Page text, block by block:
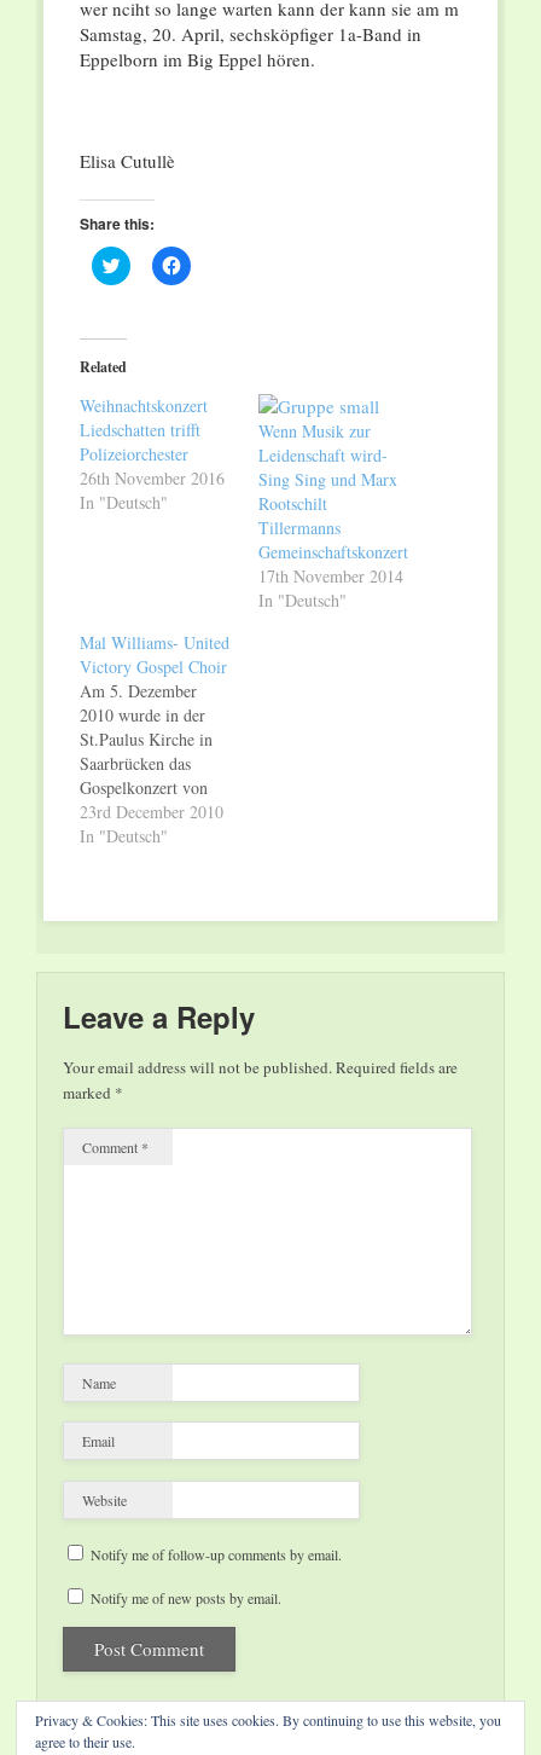
wer nciht so lange warten kann der kann sie am m
Samstag, 20. April, sechsköpfiger 1a-Band in
Eppelborn im Big Eppel hören.
Elisa Cutullè
Share this:
Click
to
(Opens
in
new
Click
to
Related
Weihnachtskonzert
Liedschatten trifft
Polizeiorchester
26th November 2016
In "Deutsch"
Wenn Musik zur
Leidenschaft wird-
Sing Sing und Marx
Rootschilt
Tillermanns
Gemeinschaftskonzert
17th November 2014
In "Deutsch"
Mal Williams- United
Victory Gospel Choir
Am 5. Dezember
2010 wurde in der
St.Paulus Kirche in
Saarbrücken das
Gospelkonzert von
Rev. Mal Williams
und seiner Gruppe
und Abbruch GmbH,
der Firma HED
GmbH, der Gemeinde
von St. Josef und der
italienischen
Mission…
23rd December 2010
In "Deutsch"
Leave a Reply
Your email address will not be published.Required fields are
marked *
Comment *
Name
Email
Website
Notify me of follow-up comments by email.
Notify me of new posts by email.
Privacy & Cookies: This site uses cookies. By continuing to use this website, you
agree to their use.